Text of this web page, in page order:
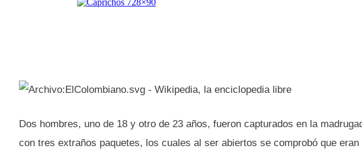
Dos hombres, uno de 18 y otro de 23 años, fueron capturados en la
con tres extraños paquetes, los cuales al ser abiertos se comprobó que